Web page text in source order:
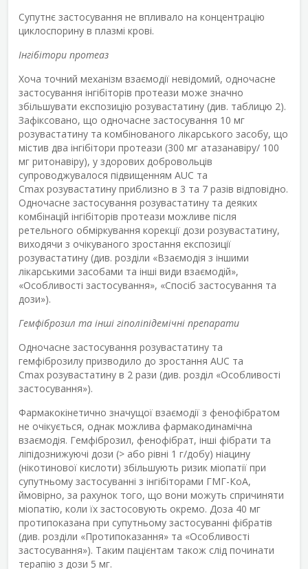
Супутнє застосування не впливало на концентрацію
циклоспорину в плазмі крові.
Інгібітори протеаз
Хоча точний механізм взаємодії невідомий, одночасне
застосування інгібіторів протеази може значно
збільшувати експозицію розувастатину (див. таблицю 2).
Зафіксовано, що одночасне застосування 10 мг
розувастатину та комбінованого лікарського засобу, що
містив два інгібітори протеази (300 мг атазанавіру/ 100
мг ритонавіру), у здорових добровольців
супроводжувалося підвищенням AUC та
Cmax розувастатину приблизно в 3 та 7 разів відповідно.
Одночасне застосування розувастатину та деяких
комбінацій інгібіторів протеази можливе після
ретельного обміркування корекції дози розувастатину,
виходячи з очікуваного зростання експозиції
розувастатину (див. розділи «Взаємодія з іншими
лікарськими засобами та інші види взаємодій»,
«Особливості застосування», «Спосіб застосування та
дози»).
Гемфіброзил та інші гіполіпідемічні препарати
Одночасне застосування розувастатину та
гемфіброзилу призводило до зростання AUC та
Cmax розувастатину в 2 рази (див. розділ «Особливості
застосування»).
Фармакокінетично значущої взаємодії з фенофібратом
не очікується, однак можлива фармакодинамічна
взаємодія. Гемфіброзил, фенофібрат, інші фібрати та
ліпідознижуючі дози (> або рівні 1 г/добу) ніацину
(нікотинової кислоти) збільшують ризик міопатії при
супутньому застосуванні з інгібіторами ГМГ-КоА,
ймовірно, за рахунок того, що вони можуть спричиняти
міопатію, коли їх застосовують окремо. Доза 40 мг
протипоказана при супутньому застосуванні фібратів
(див. розділи «Протипоказання» та «Особливості
застосування»). Таким пацієнтам також слід починати
терапію з дози 5 мг.